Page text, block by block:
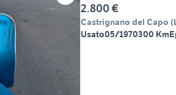
2.800 €
Castrignano del Capo (
Usato05/1970300 Km